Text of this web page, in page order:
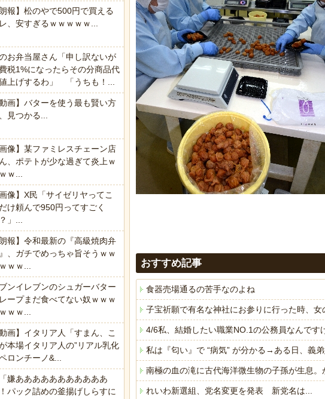
おすすめ記事
食器売場通るの苦手なのよね
子宝祈願で有名な神社にお参りに行った時、
4/6私、結婚したい職業NO.1の公務員なんで
私は『匂い』で “病気” が分かる→ある日、義
南極の血の滝に古代海洋微生物の子孫が生息
れいわ新選組、党名変更を発表 新党名は...
朗報】松のやで500円で買える
、安すぎるｗｗｗｗｗ...
お弁当屋さん「申し訳ないが
税1%になったらその分商品代
上げするわ」 「うちも！...
動画】バターを使う最も賢い方
見つかる...
画像】某ファミレスチェーン店
、ポテトが少な過ぎて炎上ｗ
ｗ...
画像】X民「サイゼリヤってこ
け頼んで950円ってすごく
」...
朗報】令和最新の『高級焼肉弁
、ガチでめっちゃ旨そうｗｗ
ｗｗ...
ンイレブンのシュガーバター
ープまだ食べてない奴ｗｗｗ
ｗｗ...
動画】イタリア人「すまん、こ
本場イタリア人の”リアル乳化
ロンチーノ&...
嫌あああああああああああ
パック詰めの釜揚げしらすに